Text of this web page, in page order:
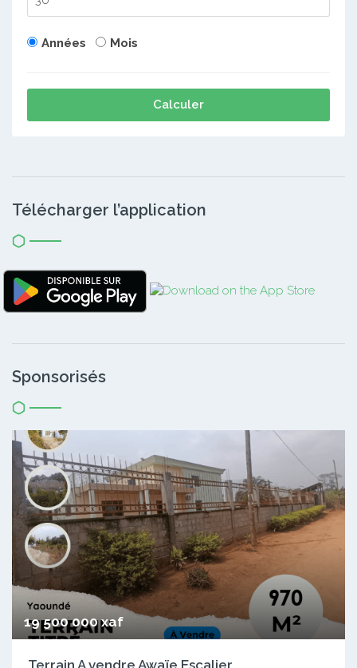
Années Mois
Calculer
Télécharger l’application
Sponsorisés
19 500 000 xaf
Terrain A vendre Awaïe Escalier